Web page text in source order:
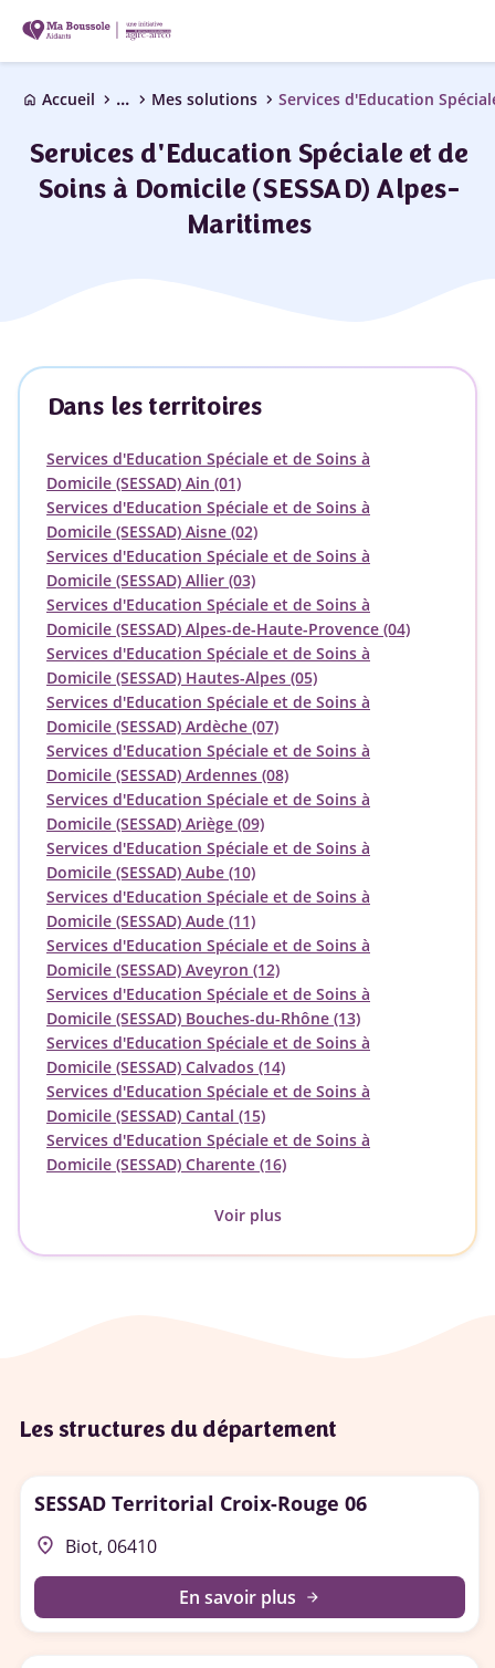
home Accueil chevron_right ... chevron_right Mes solutions chevron_right
Services d'Education Spéciale et de
Soins à Domicile (SESSAD) Alpes-
Maritimes
Dans les territoires
Services d'Education Spéciale et de Soins à
Domicile (SESSAD) Ain (01)
Services d'Education Spéciale et de Soins à
Domicile (SESSAD) Aisne (02)
Services d'Education Spéciale et de Soins à
Domicile (SESSAD) Allier (03)
Services d'Education Spéciale et de Soins à
Domicile (SESSAD) Alpes-de-Haute-Provence (04)
Services d'Education Spéciale et de Soins à
Domicile (SESSAD) Hautes-Alpes (05)
Services d'Education Spéciale et de Soins à
Domicile (SESSAD) Ardèche (07)
Services d'Education Spéciale et de Soins à
Domicile (SESSAD) Ardennes (08)
Services d'Education Spéciale et de Soins à
Domicile (SESSAD) Ariège (09)
Services d'Education Spéciale et de Soins à
Domicile (SESSAD) Aube (10)
Services d'Education Spéciale et de Soins à
Domicile (SESSAD) Aude (11)
Services d'Education Spéciale et de Soins à
Domicile (SESSAD) Aveyron (12)
Services d'Education Spéciale et de Soins à
Domicile (SESSAD) Bouches-du-Rhône (13)
Services d'Education Spéciale et de Soins à
Domicile (SESSAD) Calvados (14)
Services d'Education Spéciale et de Soins à
Domicile (SESSAD) Cantal (15)
Services d'Education Spéciale et de Soins à
Domicile (SESSAD) Charente (16)
Voir plus
Les structures du département
SESSAD Territorial Croix-Rouge 06
place Biot, 06410
En savoir plus arrow_forward